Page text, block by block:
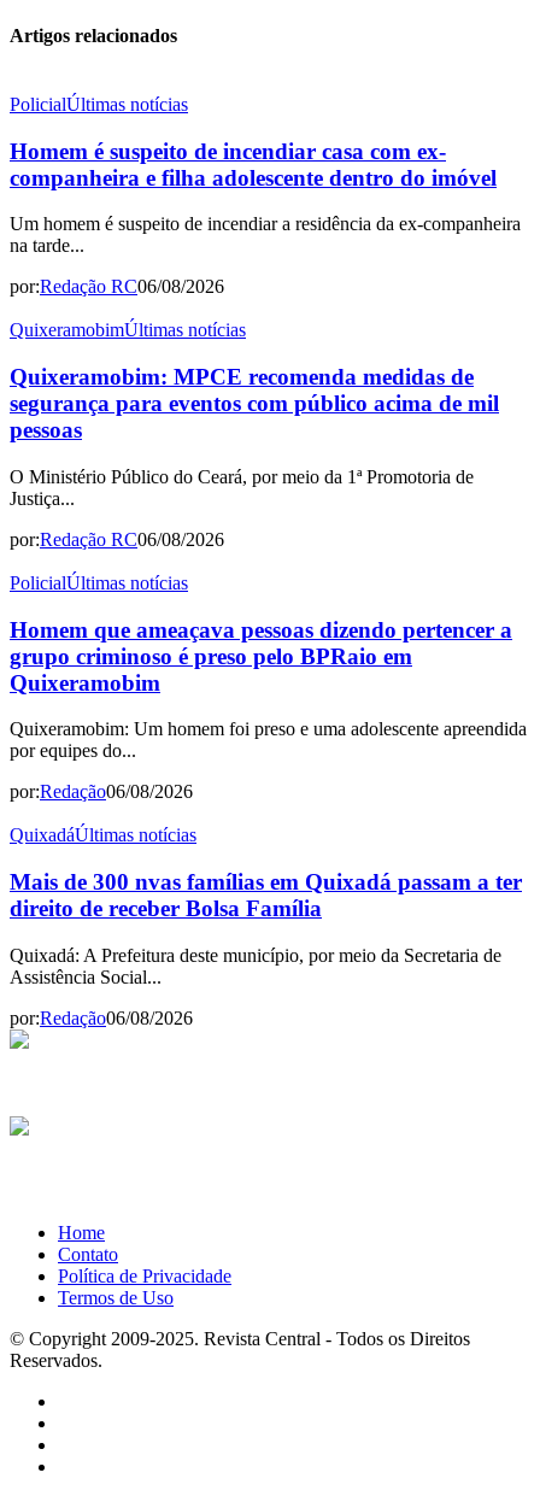
Artigos relacionados
PolicialÚltimas notícias
Homem é suspeito de incendiar casa com ex-
companheira e filha adolescente dentro do imóvel
Um homem é suspeito de incendiar a residência da ex-companheira
na tarde...
por:Redação RC06/08/2026
QuixeramobimÚltimas notícias
Quixeramobim: MPCE recomenda medidas de
segurança para eventos com público acima de mil
pessoas
O Ministério Público do Ceará, por meio da 1ª Promotoria de
Justiça...
por:Redação RC06/08/2026
PolicialÚltimas notícias
Homem que ameaçava pessoas dizendo pertencer a
grupo criminoso é preso pelo BPRaio em
Quixeramobim
Quixeramobim: Um homem foi preso e uma adolescente apreendida
por equipes do...
por:Redação06/08/2026
QuixadáÚltimas notícias
Mais de 300 nvas famílias em Quixadá passam a ter
direito de receber Bolsa Família
Quixadá: A Prefeitura deste município, por meio da Secretaria de
Assistência Social...
por:Redação06/08/2026
Home
Contato
Política de Privacidade
Termos de Uso
© Copyright 2009-2025. Revista Central - Todos os Direitos
Reservados.